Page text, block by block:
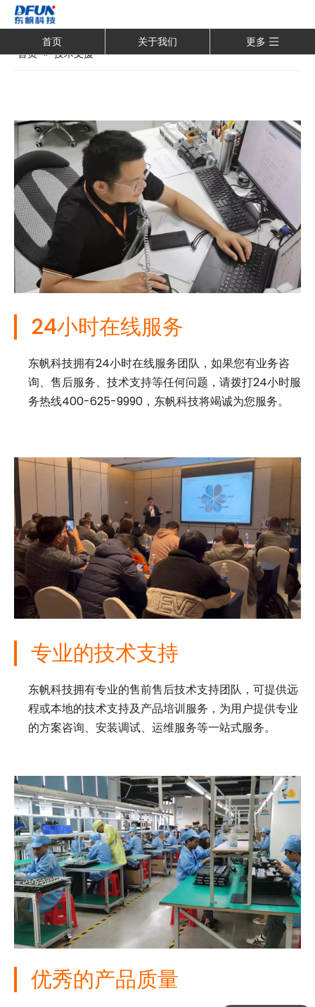
首页 关于我们
更多
首页 » 技术支援
24小时在线服务
东帆科技拥有24小时在线服务团队，如果您有业务咨
询、售后服务、技术支持等任何问题，请拨打24小时服
务热线400-625-9990，东帆科技将竭诚为您服务。
专业的技术支持
东帆科技拥有专业的售前售后技术支持团队，可提供远
程或本地的技术支持及产品培训服务，为用户提供专业
的方案咨询、安装调试、运维服务等一站式服务。
优秀的产品质量